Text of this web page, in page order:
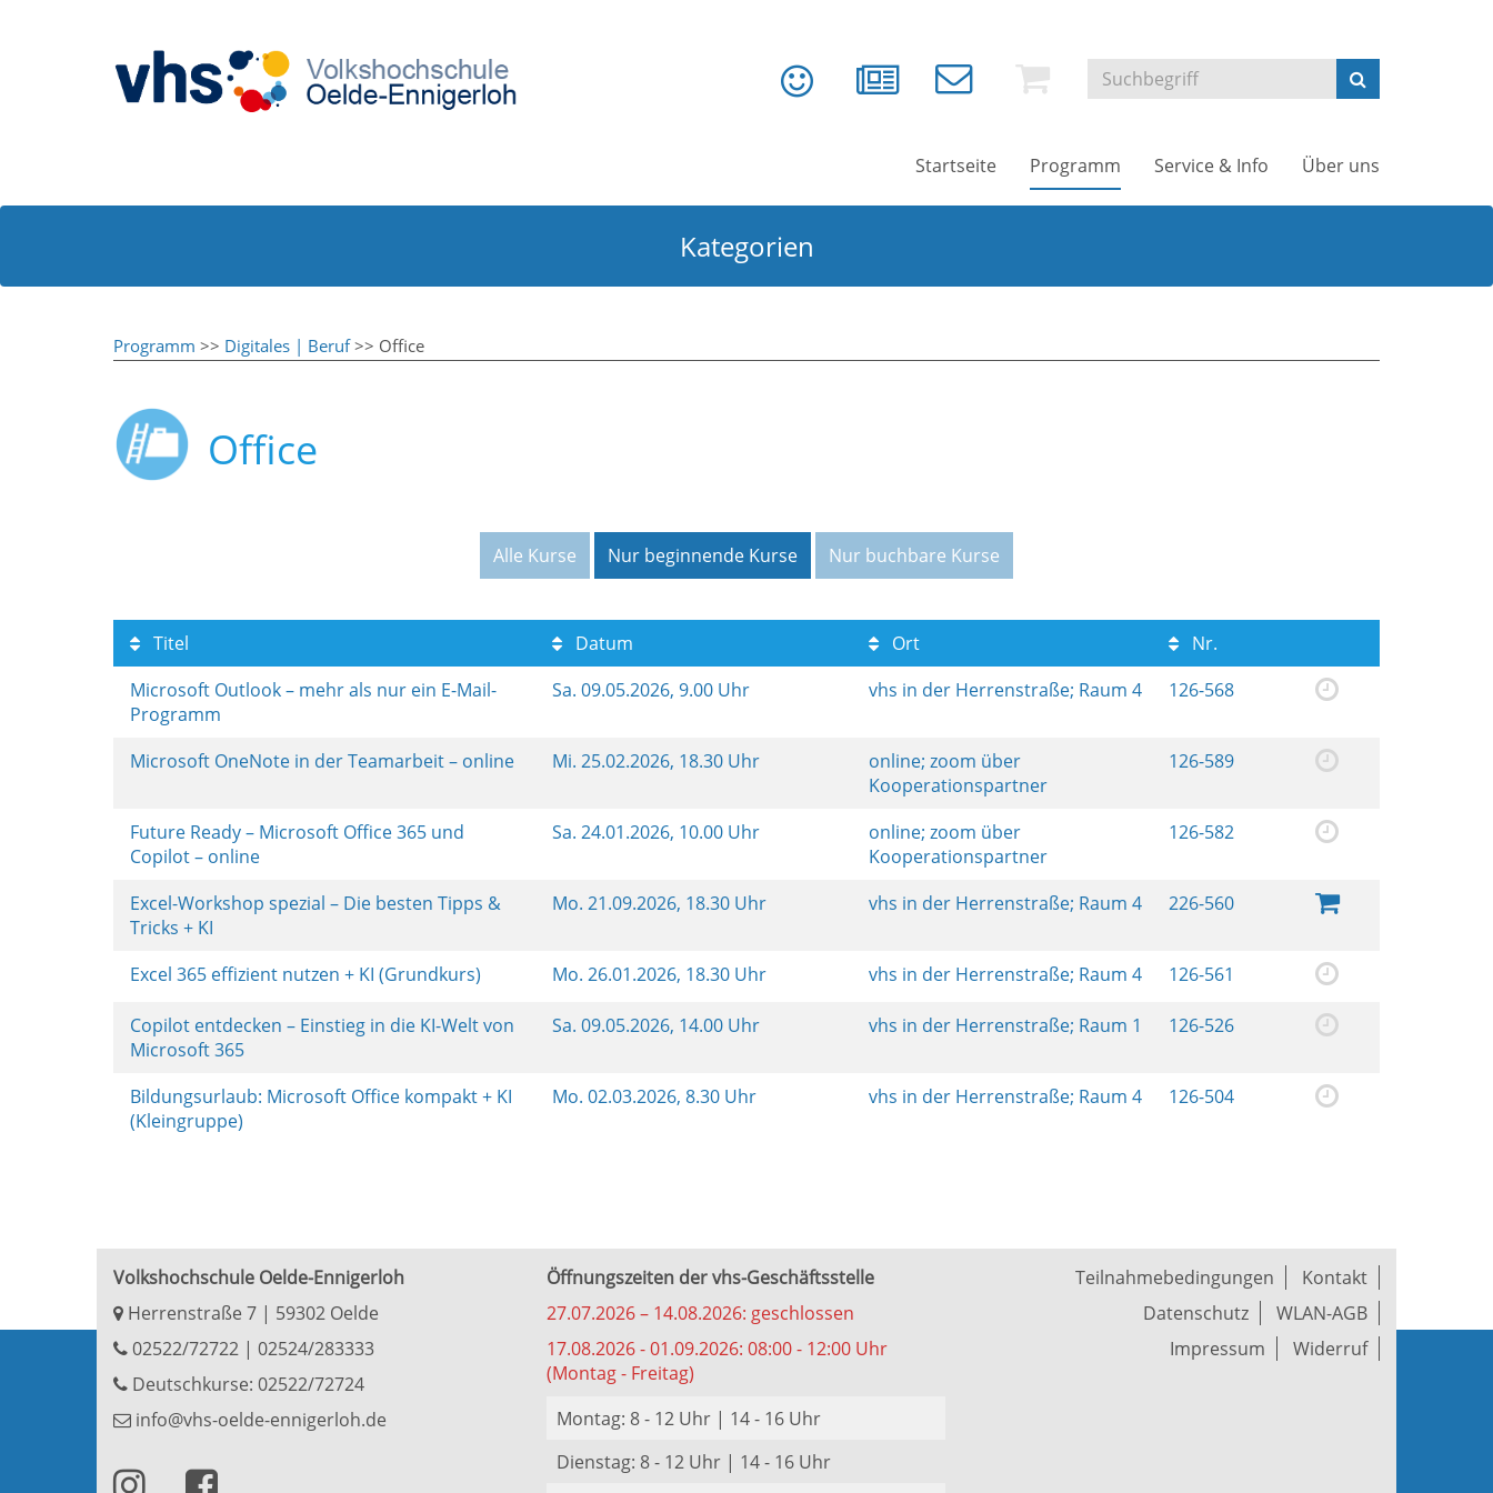
Startseite Programm Service & Info Über uns
Kategorien
Programm >> Digitales | Beruf>> Office
Office
Alle Kurse Nur beginnende Kurse Nur buchbare Kurse
Titel Datum Ort
Nr.
Microsoft Outlook – mehr als nur ein E-Mail-
Programm
Sa. 09.05.2026, 9.00 Uhr vhs in der Herrenstraße; Raum 4 126-568
Microsoft OneNote in der Teamarbeit – online Mi. 25.02.2026, 18.30 Uhr
online; zoom über
Kooperationspartner
126-589
Future Ready – Microsoft Office 365 und
Copilot – online
Sa. 24.01.2026, 10.00 Uhr
online; zoom über
Kooperationspartner
126-582
Excel-Workshop spezial – Die besten Tipps &
Tricks + KI
Mo. 21.09.2026, 18.30 Uhr vhs in der Herrenstraße; Raum 4 226-560
Excel 365 effizient nutzen + KI (Grundkurs) Mo. 26.01.2026, 18.30 Uhr vhs in der Herrenstraße; Raum 4 126-561
Copilot entdecken – Einstieg in die KI-Welt von
Microsoft 365
Sa. 09.05.2026, 14.00 Uhr vhs in der Herrenstraße; Raum 1 126-526
Bildungsurlaub: Microsoft Office kompakt + KI
(Kleingruppe)
Mo. 02.03.2026, 8.30 Uhr vhs in der Herrenstraße; Raum 4 126-504
Volkshochschule Oelde-Ennigerloh
Herrenstraße 7 | 59302 Oelde
02522/72722 | 02524/283333
Deutschkurse: 02522/72724
info@vhs-oelde-ennigerloh.de
Öffnungszeiten der vhs-Geschäftsstelle
27.07.2026 – 14.08.2026: geschlossen
17.08.2026 - 01.09.2026: 08:00 - 12:00 Uhr
(Montag - Freitag)
Montag: 8 - 12 Uhr | 14 - 16 Uhr
Dienstag: 8 - 12 Uhr | 14 - 16 Uhr
Teilnahmebedingungen
Kontakt
Datenschutz
WLAN-AGB
Impressum
Widerruf